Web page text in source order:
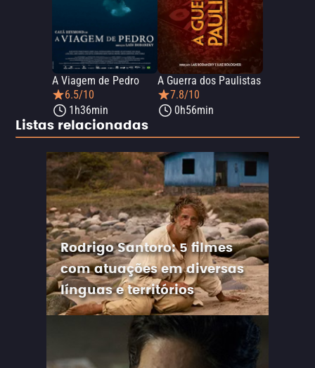
A Viagem de Pedro
6.5/10
1h36min
A Guerra dos Paulistas
7.8/10
0h56min
Listas relacionadas
Rodrigo Santoro: 5 filmes
com atuações em diversas
línguas e territórios